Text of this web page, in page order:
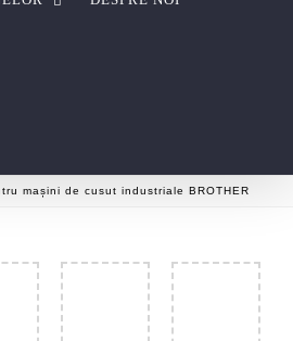
mașini de cusut industriale BROTHER